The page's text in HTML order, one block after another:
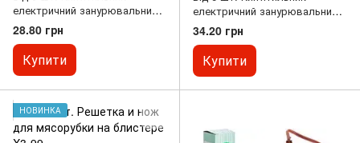
електричний занурювальний
500W А (ТЕН 10,5см)
28.80 грн
Купити
електричний занурювальний
500W (ТЕН 12см)
34.20 грн
Купити
НОВИНКА